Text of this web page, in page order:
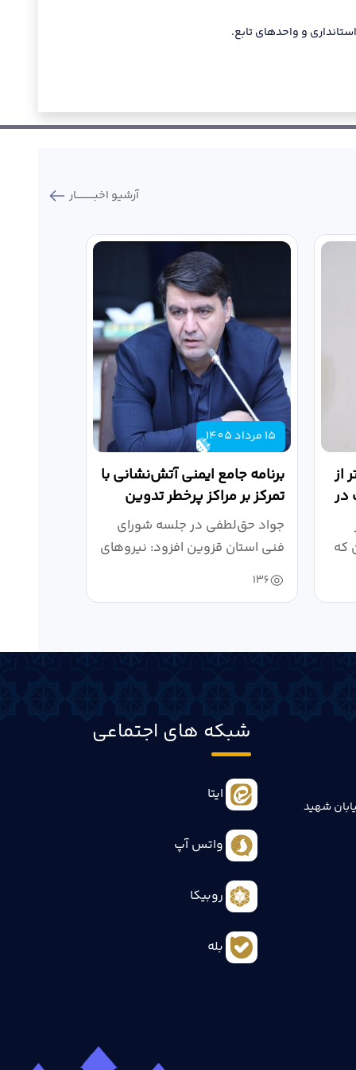
آرشیو اخبـــــــــــار
از
در
که
15 مرداد 1405
برنامه جامع ایمنی آتش‌نشانی با
تمرکز بر مراکز پرخطر تدوین
شود
جواد حق‌لطفی در جلسه شورای
فنی استان قزوین افزود: نیروهای
آتش‌نشانی طی سال...
136
شهید
شبکه های اجتماعی
ایتا
واتس آپ
روبیکا
بله